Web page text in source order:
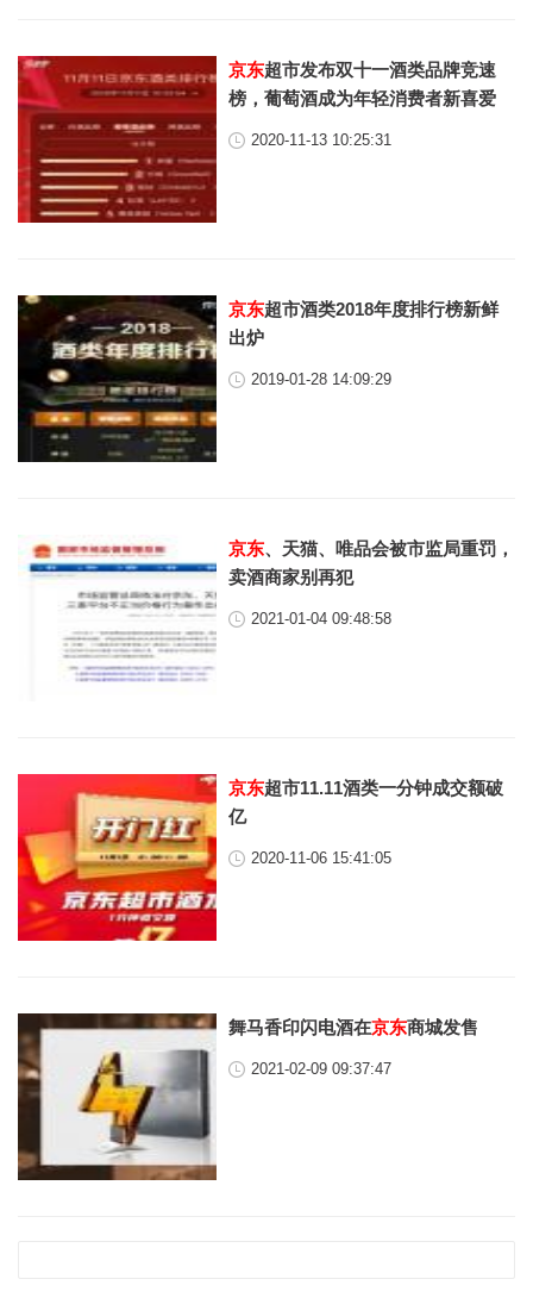
京东超市发布双十一酒类品牌竞速
榜，葡萄酒成为年轻消费者新喜爱
2020-11-13 10:25:31
京东超市酒类2018年度排行榜新鲜
出炉
2019-01-28 14:09:29
京东、天猫、唯品会被市监局重罚，
卖酒商家别再犯
2021-01-04 09:48:58
京东超市11.11酒类一分钟成交额破
亿
2020-11-06 15:41:05
舞马香印闪电酒在京东商城发售
2021-02-09 09:37:47